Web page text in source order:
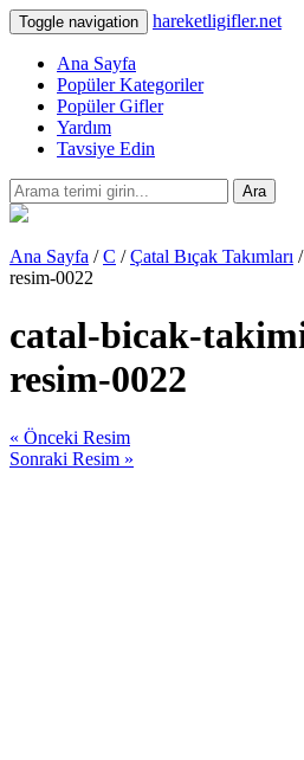
Toggle navigation hareketligifler.net
Ana Sayfa
Popüler Kategoriler
Popüler Gifler
Yardım
Tavsiye Edin
Ara
Ana Sayfa /C /Çatal Bıçak Takımları
resim-0022
catal-bicak-
resim-0022
« Önceki Resim
Sonraki Resim »